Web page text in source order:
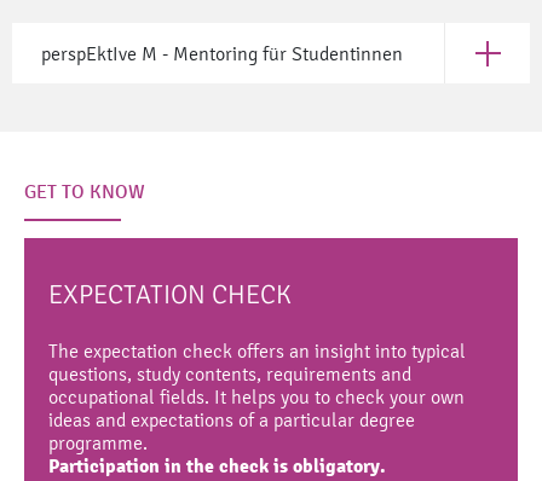
perspEktIve M - Mentoring für Studentinnen Open
GET TO KNOW
EXPECTATION CHECK
The expectation check offers an insight into typical
questions, study contents, requirements and
occupational fields. It helps you to check your own
ideas and expectations of a particular degree
programme.
Participation in the check is obligatory.